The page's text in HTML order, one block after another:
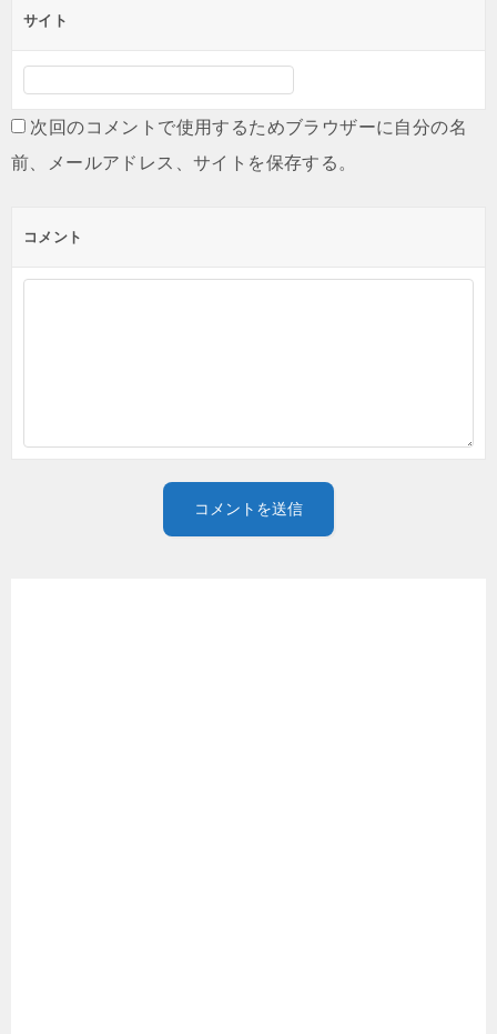
サイト
次回のコメントで使用するためブラウザーに自分の名
前、メールアドレス、サイトを保存する。
コメント